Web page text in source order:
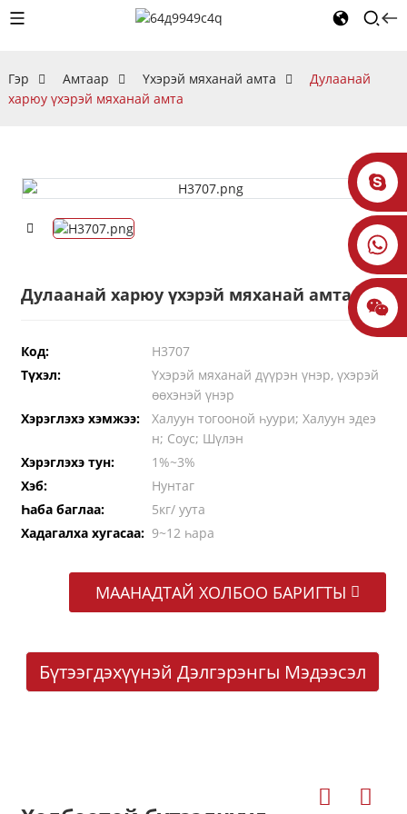
Гэр Амтаар Үхэрэй мяханай амта
Дулаанай
харюу үхэрэй мяханай амта
Дулаанай харюу үхэрэй мяханай амта
Код:
H3707
Түхэл:
Үхэрэй мяханай дүүрэн үнэр, үхэрэй
өөхэнэй үнэр
Хэрэглэхэ хэмжээ:
Халуун тогооной һуури; Халуун эдеэ
н; Соус; Шүлэн
Хэрэглэхэ тун:
1%~3%
Хэб:
Нунтаг
Һаба баглаа:
5кг/ уута
Хадагалха хугасаа: 9~12 һара
МААНАДТАЙ ХОЛБОО БАРИГТЫ
Бүтээгдэхүүнэй Дэлгэрэнгы Мэдээсэл